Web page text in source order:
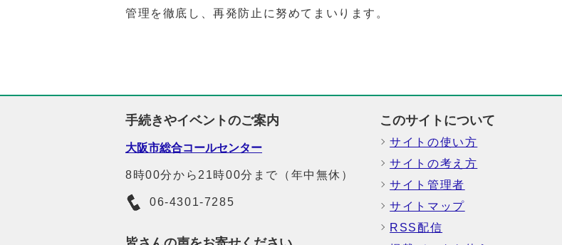
管理を徹底し、再発防⽌に努めてまいります。
手続きやイベントのご案内
大阪市総合コールセンター
8時00分から21時00分まで（年中無休）
06-4301-7285
このサイトについて
サイトの使い方
サイトの考え方
サイト管理者
サイトマップ
RSS配信